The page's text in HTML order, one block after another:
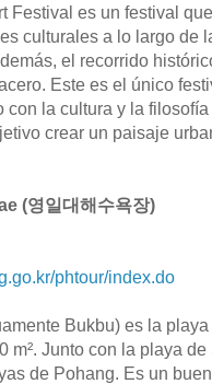
Festival es un festival
culturales a lo largo de
el recorrido
Este es el único
con la cultura y la
crear un paisaje
(영일대해수욕장)
phtour/index.do
Bukbu) es la
m². Junto con la playa
de Pohang. Es un